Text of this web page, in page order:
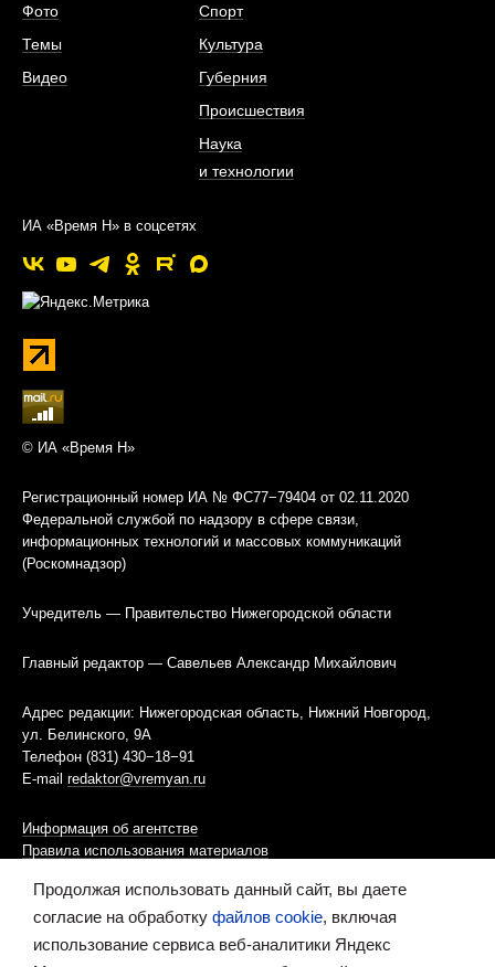
Фото
Темы
Видео
Спорт
Культура
Губерния
Происшествия
Наука
и технологии
ИА «Время Н» в соцсетях
© ИА «Время Н»
Регистрационный номер ИА № ФС77−79404 от 02.11.2020
Федеральной службой по надзору в сфере связи,
информационных технологий и массовых коммуникаций
(Роскомнадзор)
Учредитель — Правительство Нижегородской области
Главный редактор — Савельев Александр Михайлович
Адрес редакции: Нижегородская область, Нижний Новгород,
ул. Белинского, 9А
Телефон (831) 430−18−91
E-mail redaktor@vremyan.ru
Информация об агентстве
Правила использования материалов
Информационная политика использования «cookies»-файлов
Ресурс содержит материалы 16+
Продолжая использовать данный сайт, вы даете
согласие на обработку файлов cookie, включая
использование сервиса веб-аналитики Яндекс